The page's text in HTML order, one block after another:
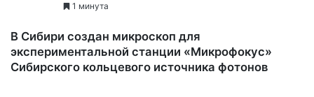
1 минута
В Сибири создан микроскоп для
экспериментальной станции «Микрофокус»
Сибирского кольцевого источника фотонов